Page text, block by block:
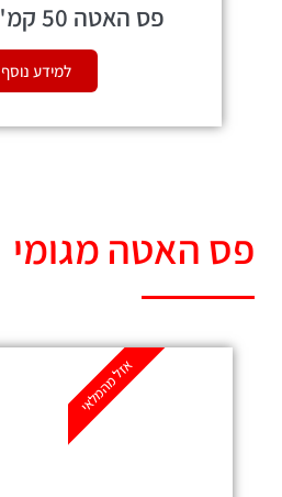
פס האטה 50 קמ"ש מ-PVC
למידע נוסף
פס האטה מגומי
אזל מהמלאי